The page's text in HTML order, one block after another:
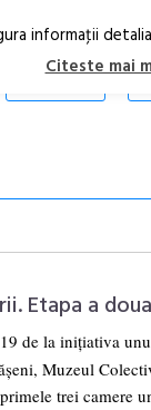
Etapa a doua
de la inițiativa
Muzeul
trei camere
informaţii
Citeste mai